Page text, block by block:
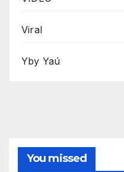
Viral
Yby Yaú
You missed